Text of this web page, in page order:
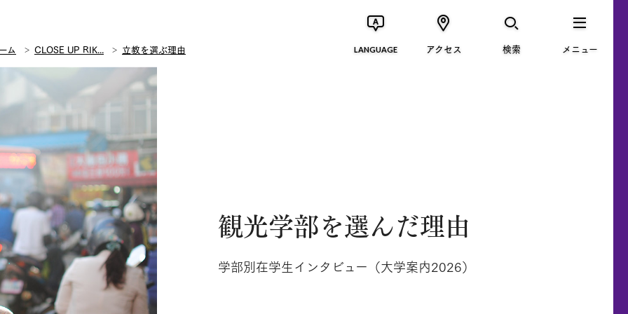
ム CLOSE UP RIK... 立教を選ぶ理由 LANGUAGE アクセス 検索 メニュー
観光学部を選んだ理由
学部別在学生インタビュー（大学案内2026）